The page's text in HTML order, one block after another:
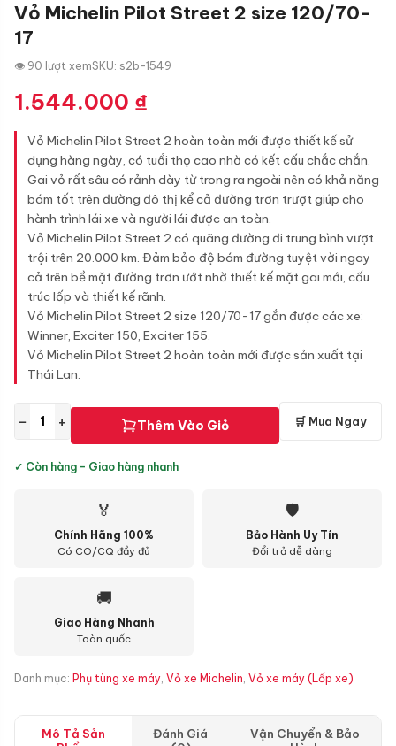
Vỏ Michelin Pilot Street 2 size 120/70-
17
👁 90 lượt xemSKU: s2b-1549
1.544.000 ₫
Vỏ Michelin Pilot Street 2 hoàn toàn mới được thiết kế sử
dụng hàng ngày, có tuổi thọ cao nhờ có kết cấu chắc chắn.
Gai vỏ rất sâu có rảnh dày từ trong ra ngoài nên có khả năng
bám tốt trên đường đô thị kể cả đường trơn trượt giúp cho
hành trình lái xe và người lái được an toàn.
Vỏ Michelin Pilot Street 2 có quãng đường đi trung bình vượt
trội trên 20.000 km. Đảm bảo độ bám đường tuyệt vời ngay
cả trên bề mặt đường trơn ướt nhờ thiết kế mặt gai mới, cấu
trúc lốp và thiết kế rãnh.
Vỏ Michelin Pilot Street 2 size 120/70-17 gắn được các xe:
Winner, Exciter 150, Exciter 155.
Vỏ Michelin Pilot Street 2 hoàn toàn mới được sản xuất tại
Thái Lan.
− + Thêm Vào Giỏ 🛒 Mua Ngay
✓ Còn hàng - Giao hàng nhanh
🏅
Chính Hãng 100%
Có CO/CQ đầy đủ
🛡
Bảo Hành Uy Tín
Đổi trả dễ dàng
🚚
Giao Hàng Nhanh
Toàn quốc
Danh mục: Phụ tùng xe máy, Vỏ xe Michelin, Vỏ xe máy (Lốp xe)
Mô Tả Sản
Đánh Giá
Vận Chuyển & Bảo